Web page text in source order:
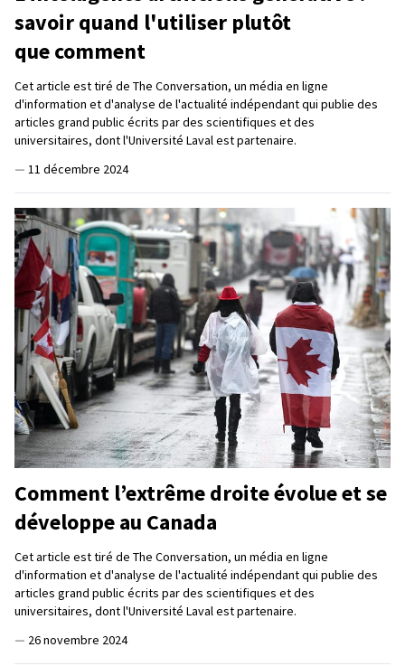
savoir quand l'utiliser plutôt
que comment
Cet article est tiré de The Conversation, un média en ligne
d'information et d'analyse de l'actualité indépendant qui publie des
articles grand public écrits par des scientifiques et des
universitaires, dont l'Université Laval est partenaire.
— 11 décembre 2024
Comment l’extrême droite évolue et se
développe au Canada
Cet article est tiré de The Conversation, un média en ligne
d'information et d'analyse de l'actualité indépendant qui publie des
articles grand public écrits par des scientifiques et des
universitaires, dont l'Université Laval est partenaire.
— 26 novembre 2024